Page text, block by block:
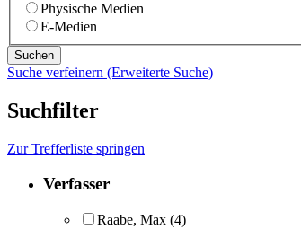
Physische Medien
E-Medien
Suche verfeinern (Erweiterte Suche)
Suchfilter
Zur Trefferliste springen
Verfasser
Raabe, Max (4)